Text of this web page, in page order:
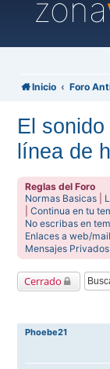
zona
Inicio Foro
El
línea de
Reglas del Foro
Normas Basicas
|Continua en tu
No escribas en
Enlaces a web/
Mensajes Privados
Cerrado
Phoebe21